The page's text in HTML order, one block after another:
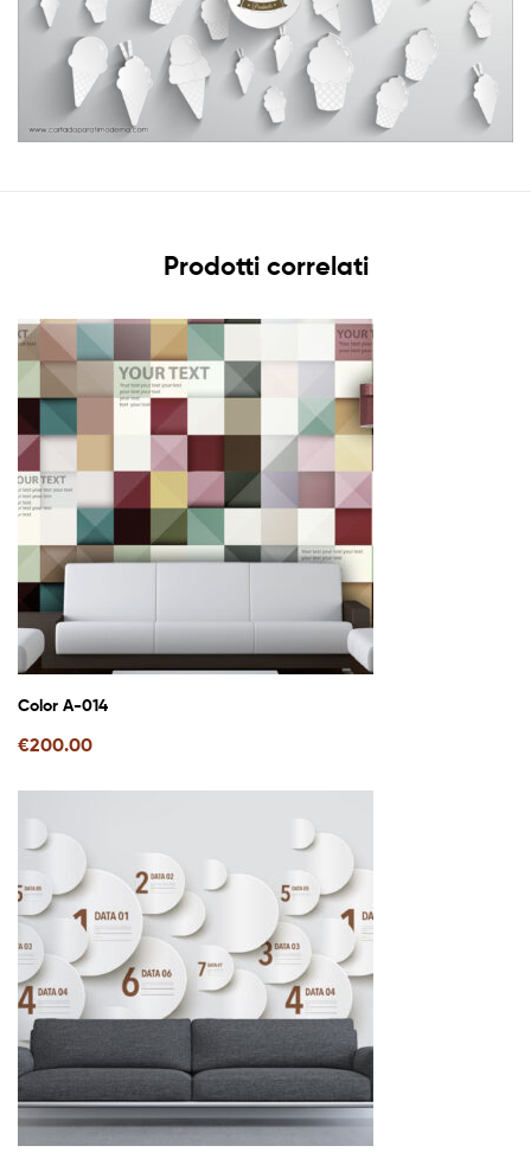
Prodotti correlati
Color A-014
€200.00